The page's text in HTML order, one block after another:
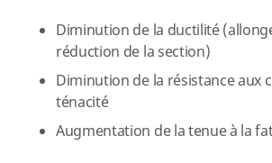
Diminution de la ductilité
réduction de la section)
Diminution de la résistance aux
ténacité
Augmentation de la tenue à la